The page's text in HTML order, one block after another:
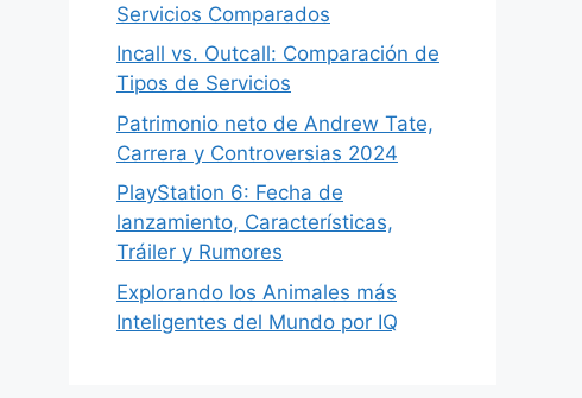
Servicios Comparados
Incall vs. Outcall: Comparación de
Tipos de Servicios
Patrimonio neto de Andrew Tate,
Carrera y Controversias 2024
PlayStation 6: Fecha de
lanzamiento, Características,
Tráiler y Rumores
Explorando los Animales más
Inteligentes del Mundo por IQ